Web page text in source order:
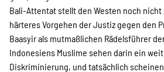
Bali-Attentat stellt den Westen noch
härteres Vorgehen der Justiz gegen den
Baasyir als mutmaßlichen Rädelsführer
Indonesiens Muslime sehen darin ein
Diskriminierung, und tatsächlich